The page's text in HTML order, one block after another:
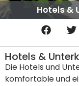
Hotels &
Hotels &
Die Hotels und
komfortable und